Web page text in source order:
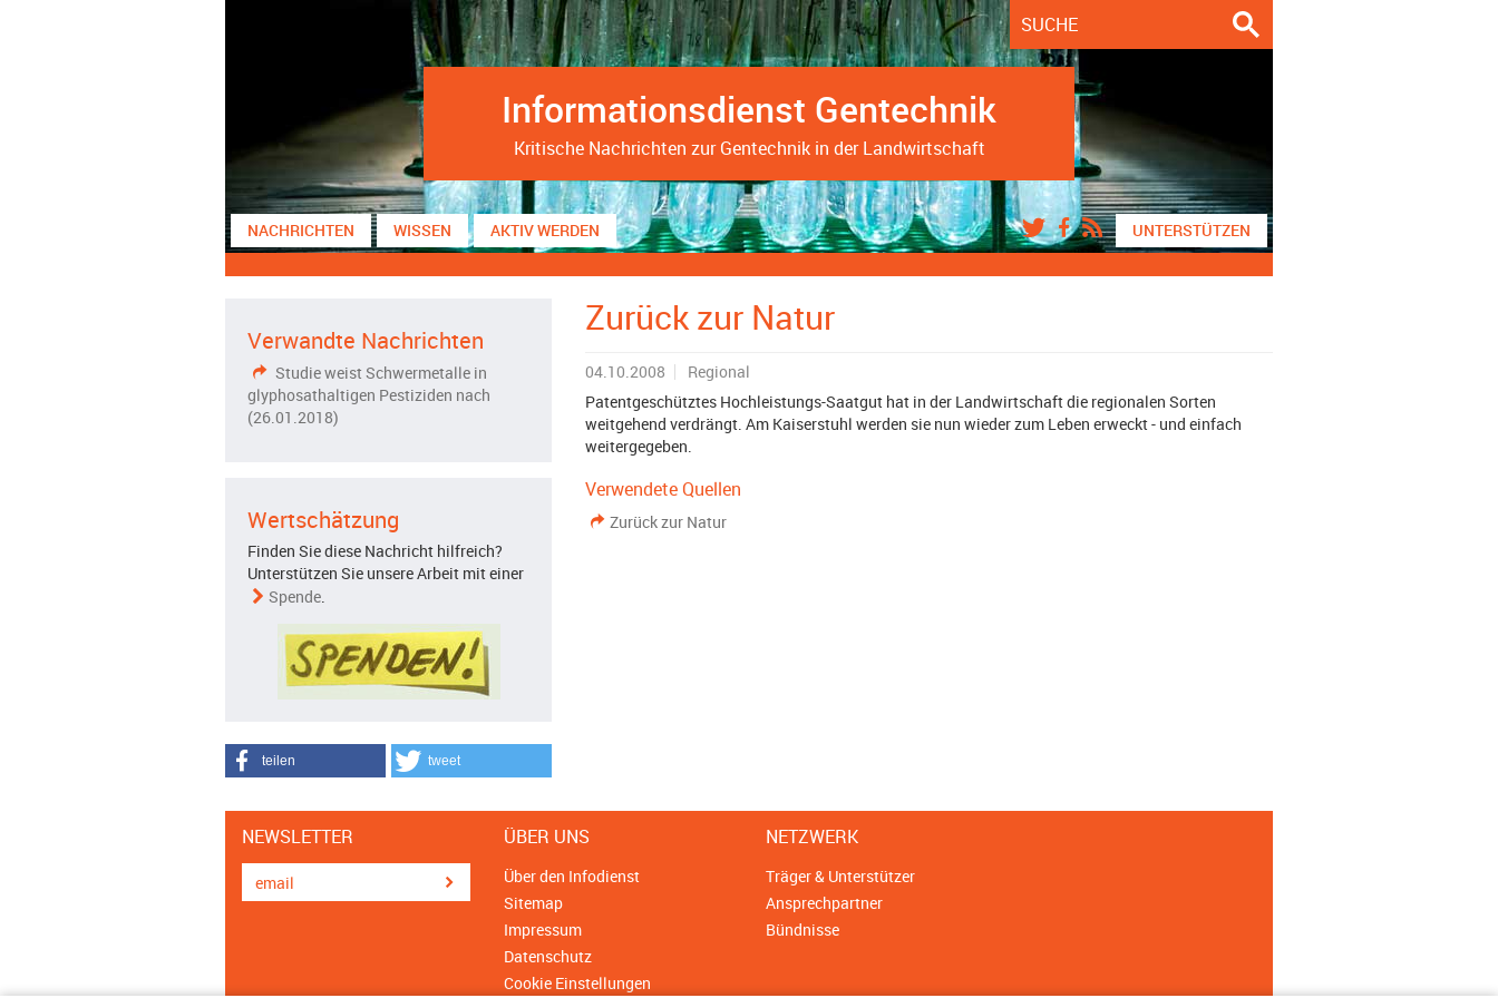
Informationsdienst Gentechnik
Kritische Nachrichten zur Gentechnik in der Landwirtschaft
NACHRICHTEN WISSEN AKTIV WERDEN UNTERSTÜTZEN
Verwandte Nachrichten
Studie weist Schwermetalle in
glyphosathaltigen Pestiziden nach
(26.01.2018)
Wertschätzung
Finden Sie diese Nachricht hilfreich?
Unterstützen Sie unsere Arbeit mit einer
Spende.
teilen tweet
Zurück zur Natur
04.10.2008
Regional
Patentgeschütztes Hochleistungs-Saatgut hat in der Landwirtschaft die regionalen Sorten
weitgehend verdrängt. Am Kaiserstuhl werden sie nun wieder zum Leben erweckt - und einfach
weitergegeben.
Verwendete Quellen
Zurück zur Natur
NEWSLETTER ÜBER UNS
Über den Infodienst
Sitemap
Impressum
Datenschutz
Cookie Einstellungen
NETZWERK
Träger & Unterstützer
Ansprechpartner
Bündnisse